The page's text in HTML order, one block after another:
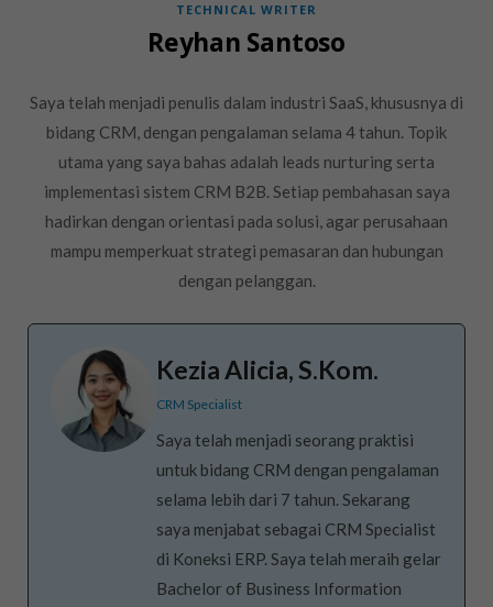
TECHNICAL WRITER
Reyhan Santoso
Saya telah menjadi penulis dalam industri SaaS, khususnya di
bidang CRM, dengan pengalaman selama 4 tahun. Topik
utama yang saya bahas adalah leads nurturing serta
implementasi sistem CRM B2B. Setiap pembahasan saya
hadirkan dengan orientasi pada solusi, agar perusahaan
mampu memperkuat strategi pemasaran dan hubungan
dengan pelanggan.
Kezia Alicia, S.Kom.
CRM Specialist
Saya telah menjadi seorang praktisi
untuk bidang CRM dengan pengalaman
selama lebih dari 7 tahun. Sekarang
saya menjabat sebagai CRM Specialist
di Koneksi ERP. Saya telah meraih gelar
Bachelor of Business Information